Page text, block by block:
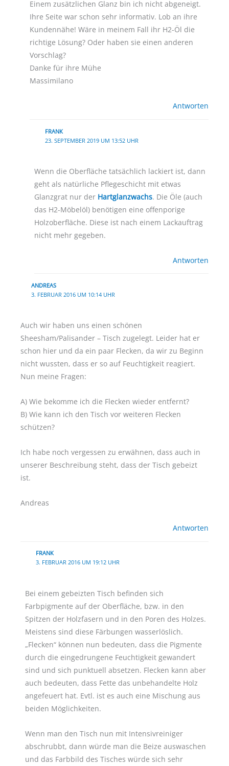
Einem zusätzlichen Glanz bin ich nicht abgeneigt.
Ihre Seite war schon sehr informativ. Lob an ihre
Kundennähe! Wäre in meinem Fall ihr H2-Öl die
richtige Lösung? Oder haben sie einen anderen
Vorschlag?
Danke für ihre Mühe
Massimilano
Antworten
FRANK
23. SEPTEMBER 2019 UM 13:52 UHR
Wenn die Oberfläche tatsächlich lackiert ist, dann
geht als natürliche Pflegeschicht mit etwas
Glanzgrat nur der Hartglanzwachs. Die Öle (auch
das H2-Möbelöl) benötigen eine offenporige
Holzoberfläche. Diese ist nach einem Lackauftrag
nicht mehr gegeben.
Antworten
ANDREAS
3. FEBRUAR 2016 UM 10:14 UHR
Auch wir haben uns einen schönen
Sheesham/Palisander – Tisch zugelegt. Leider hat er
schon hier und da ein paar Flecken, da wir zu Beginn
nicht wussten, dass er so auf Feuchtigkeit reagiert.
Nun meine Fragen:
A) Wie bekomme ich die Flecken wieder entfernt?
B) Wie kann ich den Tisch vor weiteren Flecken
schützen?
Ich habe noch vergessen zu erwähnen, dass auch in
unserer Beschreibung steht, dass der Tisch gebeizt
ist.
Andreas
Antworten
FRANK
3. FEBRUAR 2016 UM 19:12 UHR
Bei einem gebeizten Tisch befinden sich
Farbpigmente auf der Oberfläche, bzw. in den
Spitzen der Holzfasern und in den Poren des Holzes.
Meistens sind diese Färbungen wasserlöslich.
„Flecken“ können nun bedeuten, dass die Pigmente
durch die eingedrungene Feuchtigkeit gewandert
sind und sich punktuell absetzen. Flecken kann aber
auch bedeuten, dass Fette das unbehandelte Holz
angefeuert hat. Evtl. ist es auch eine Mischung aus
beiden Möglichkeiten.
Wenn man den Tisch nun mit Intensivreiniger
abschrubbt, dann würde man die Beize auswaschen
und das Farbbild des Tisches würde sich sehr